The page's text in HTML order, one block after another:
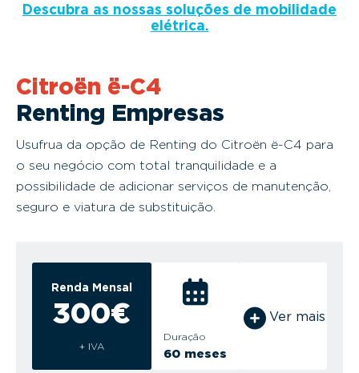
Descubra as nossas soluções de mobilidade
elétrica.
Citroën ë-C4
Renting Empresas
Usufrua da opção de Renting do Citroën ë-C4 para
o seu negócio com total tranquilidade e a
possibilidade de adicionar serviços de manutenção,
seguro e viatura de substituição.
Renda Mensal
300€
+ IVA
Duração
60 meses
Ver mais